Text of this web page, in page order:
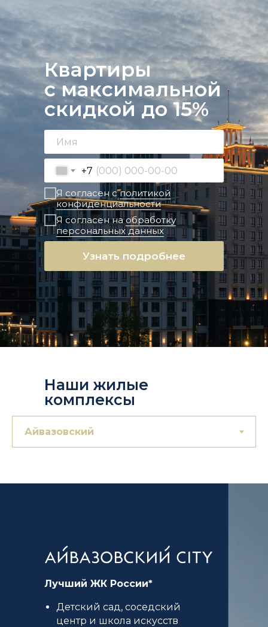
Квартиры
с максимальной
скидкой до 15%
+7
Я согласен сполитикой
конфиденциальности
Я согласен наобработку
персональных данных
Узнать подробнее
Наши жилые
комплексы
Лучший ЖК России*
Детский сад, соседский
центр и школа искусств